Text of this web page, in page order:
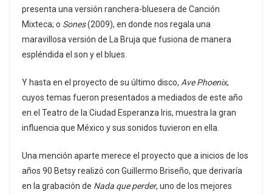
presenta una versión ranchera-bluesera de Canción
Mixteca; o Sones(2009), en donde nos regala una
maravillosa versión de La Bruja que fusiona de manera
espléndida el son y el blues.
Y hasta en el proyecto de su último disco, Ave Phoenix,
cuyos temas fueron presentados a mediados de este año
en el Teatro de la Ciudad Esperanza Iris, muestra la gran
influencia que México y sus sonidos tuvieron en ella.
Una mención aparte merece el proyecto que a inicios de los
años 90 Betsy realizó con Guillermo Briseño, que derivaría
en la grabación de Nada que perder, uno de los mejores